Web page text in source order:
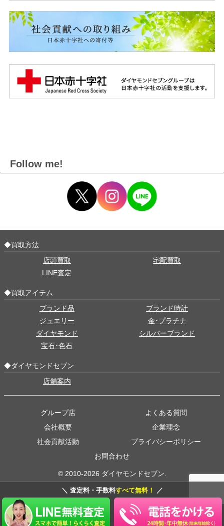
Follow me!
◆買取方法
店頭買取
宅配買取
LINE査定
◆買取アイテム
ブランド品
ブランド時計
ジュエリー
金･プラチナ
ダイヤモンド
シルバーブランド
宝石･色石
◆ダイヤモンドセブン
店舗案内
グループ店
よくある質問
会社概要
企業理念
社会貢献活動
プライバシーポリシー
お問合わせ
© 2010-2026 ダイヤモンドセブン.
＼ 査定料・手数料すべて無料！ ／